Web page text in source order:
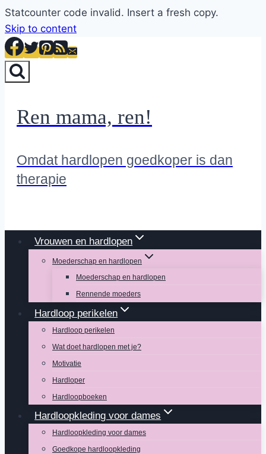
Statcounter code invalid. Insert a fresh copy.
Skip to content
Ren mama, ren!
Omdat hardlopen goedkoper is dan
therapie
Vrouwen en hardlopen
Moederschap en hardlopen
Moederschap en hardlopen
Rennende moeders
Hardloop perikelen
Hardloop perikelen
Wat doet hardlopen met je?
Motivatie
Hardloper
Hardloopboeken
Hardloopkleding voor dames
Hardloopkleding voor dames
Goedkope hardloopkleding